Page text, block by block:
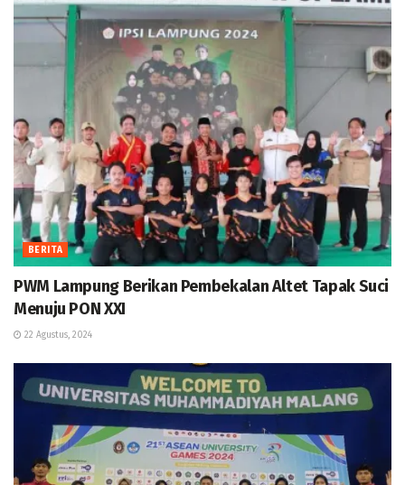
BERITA
PWM Lampung Berikan Pembekalan Altet Tapak Suci
Menuju PON XXI
22 Agustus, 2024